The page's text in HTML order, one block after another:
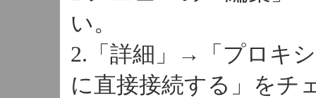
い。
2.「詳細」→「プロキ
に直接接続する」をチ